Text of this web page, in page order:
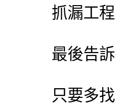
抓漏工程
最後告
只要多